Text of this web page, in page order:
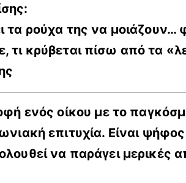
τα ρούχα της να μοιάζουν…
τι κρύβεται πίσω από τα
ενός οίκου με το
επιτυχία. Είναι
να παράγει μερικές